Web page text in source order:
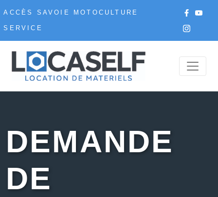
ACCÈS SAVOIE MOTOCULTURE
SERVICE
DEMANDE
DE